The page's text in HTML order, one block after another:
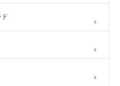
ド